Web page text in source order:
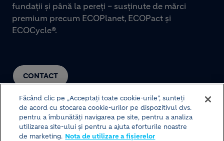
CONTACT
fundații și până la pereți – susținute de mărci
premium precum ECOPlanet, ECOPact și
ECOCycle®.
Făcând clic pe „Acceptați toate cookie-urile”, sunteți
de acord cu stocarea cookie-urilor pe dispozitivul dvs.
pentru a îmbunătăți navigarea pe site, pentru a analiza
utilizarea site-ului și pentru a ajuta eforturile noastre
de marketing. Nota de utilizare a fișierelor